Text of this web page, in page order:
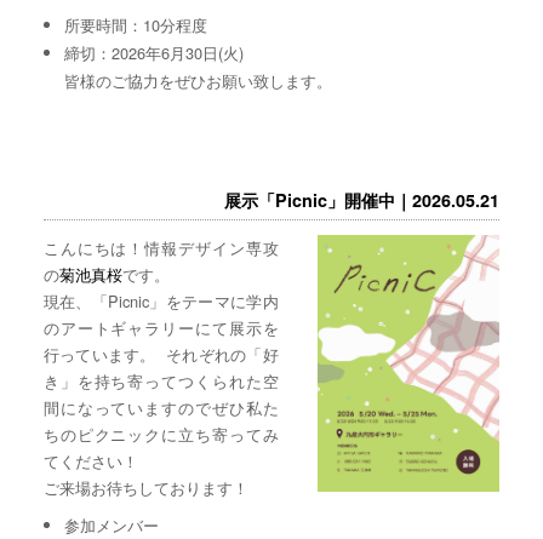
所要時間：10分程度
締切：2026年6月30日(火)
皆様のご協力をぜひお願い致します。
展示「Picnic」開催中｜2026.05.21
こんにちは！情報デザイン専攻
の菊池真桜です。
現在、「Picnic」をテーマに学内
のアートギャラリーにて展示を
行っています。 それぞれの「好
き」を持ち寄ってつくられた空
間になっていますのでぜひ私た
ちのピクニックに立ち寄ってみ
てください！
ご来場お待ちしております！
参加メンバー